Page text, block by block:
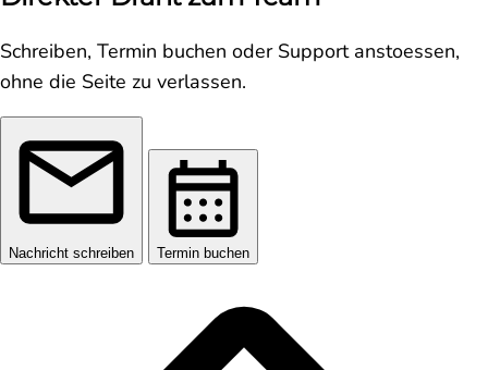
Schreiben, Termin buchen oder Support anstoessen,
ohne die Seite zu verlassen.
Nachricht schreiben Termin buchen